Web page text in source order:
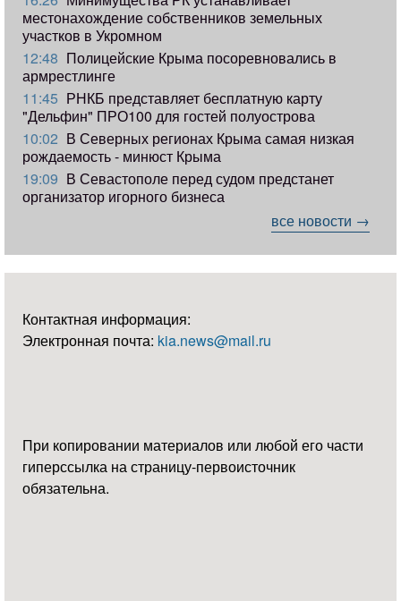
местонахождение собственников земельных
участков в Укромном
12:48 Полицейские Крыма посоревновались в
армрестлинге
11:45 РНКБ представляет бесплатную карту
"Дельфин" ПРО100 для гостей полуострова
10:02 В Северных регионах Крыма самая низкая
рождаемость - минюст Крыма
19:09 В Севастополе перед судом предстанет
организатор игорного бизнеса
все новости →
Контактная информация:
Электронная почта: kia.news@mail.ru
При копировании материалов или любой его части
гиперссылка на страницу-первоисточник
обязательна.